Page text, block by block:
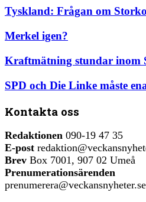
Tyskland: Frågan om
Merkel igen?
Kraftmätning stundar inom
SPD och Die Linke måste
Kontakta oss
Redaktionen 090-19 47 35
E-post
Brev Box 7001, 907 02 Umeå
Prenumerationsärenden
prenumerera@veckansnyheter.se